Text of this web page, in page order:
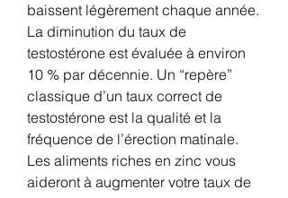
baissent légèrement chaque année.
La diminution du taux de
testostérone est évaluée à environ
10 % par décennie. Un “repère”
classique d’un taux correct de
testostérone est la qualité et la
fréquence de l’érection matinale.
Les aliments riches en zinc vous
aideront à augmenter votre taux de